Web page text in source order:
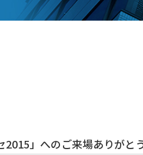
2015」へのご来場ありがと